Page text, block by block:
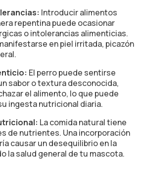
Introducir alimentos
repentina puede ocasionar
o intolerancias alimenticias.
en piel irritada, picazón
El perro puede sentirse
sabor o textura desconocida,
el alimento, lo que puede
ingesta nutricional diaria.
La comida natural tiene
de nutrientes. Una incorporación
causar un desequilibrio en la
la salud general de tu mascota.